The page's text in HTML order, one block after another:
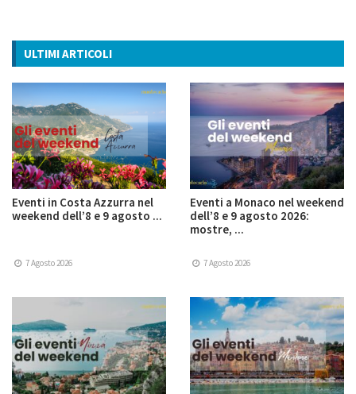
ULTIMI ARTICOLI
Eventi in Costa Azzurra nel
weekend dell’8 e 9 agosto ...
7 Agosto 2026
Eventi a Monaco nel weekend
dell’8 e 9 agosto 2026:
mostre, ...
7 Agosto 2026